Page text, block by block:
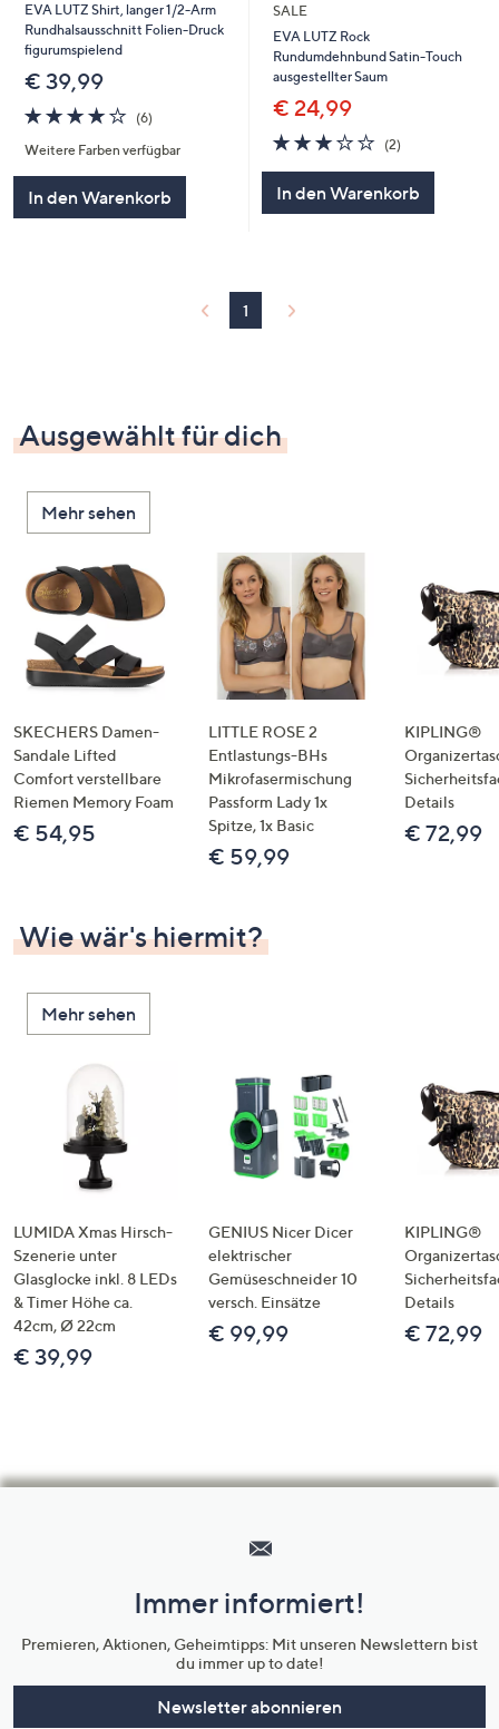
EVA LUTZ Shirt, langer 1/2-Arm
Rundhalsausschnitt Folien-Druck
figurumspielend
€ 39,99
4.0
von
5
(6)6
Weitere Farben verfügbar
In den Warenkorb
SALE
EVA LUTZ Rock
Rundumdehnbund Satin-Touch
ausgestellter Saum
€ 24,99
3.0
von
(2)2
In den Warenkorb
1
Ausgewählt für dich
Mehr sehen
SKECHERS Damen-
Sandale Lifted
Comfort verstellbare
Riemen Memory Foam
€ 54,95
LITTLE ROSE 2
Entlastungs-BHs
Mikrofasermischung
Passform Lady 1x
Spitze, 1x Basic
€ 59,99
KIPLING®
Details
€ 72,99
Wie wär's hiermit?
Mehr sehen
LUMIDA Xmas Hirsch-
Szenerie unter
Glasglocke inkl. 8 LEDs
& Timer Höhe ca.
42cm, Ø 22cm
€ 39,99
GENIUS Nicer Dicer
elektrischer
Gemüseschneider 10
versch. Einsätze
€ 99,99
KIPLING®
Details
€ 72,99
Unternehmensinformationen
Immer informiert!
Premieren, Aktionen, Geheimtipps: Mit unseren Newslettern bist
du immer up to date!
Newsletter abonnieren